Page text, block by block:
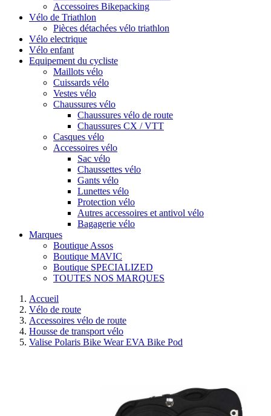
Accessoires Bikepacking
Vélo de Triathlon
Pièces détachées vélo triathlon
Vélo electrique
Vélo enfant
Equipement du cycliste
Maillots vélo
Cuissards vélo
Vestes vélo
Chaussures vélo
Chaussures vélo de route
Chaussures CX / VTT
Casques vélo
Accessoires vélo
Sac vélo
Chaussettes vélo
Gants vélo
Lunettes vélo
Protection vélo
Autres accessoires et antivol vélo
Bagagerie vélo
Marques
Boutique Assos
Boutique MAVIC
Boutique SPECIALIZED
TOUTES NOS MARQUES
Accueil
Vélo de route
Accessoires vélo de route
Housse de transport vélo
Valise Polaris Bike Wear EVA Bike Pod